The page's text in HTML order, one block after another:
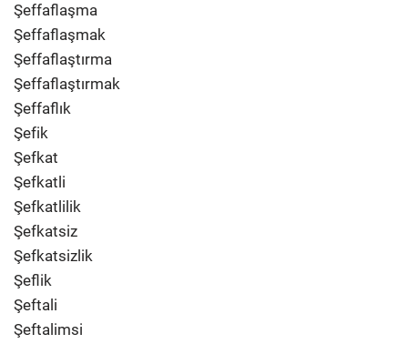
Şeffaflaşma
Şeffaflaşmak
Şeffaflaştırma
Şeffaflaştırmak
Şeffaflık
Şefik
Şefkat
Şefkatli
Şefkatlilik
Şefkatsiz
Şefkatsizlik
Şeflik
Şeftali
Şeftalimsi